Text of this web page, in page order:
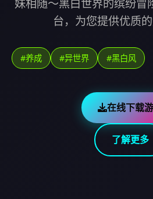
台，为您提供优质的
#养成 #异世界 #黑白风
在线下载
了解更多